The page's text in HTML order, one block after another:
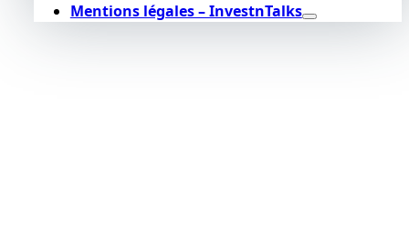
Mentions légales – InvestnTalks